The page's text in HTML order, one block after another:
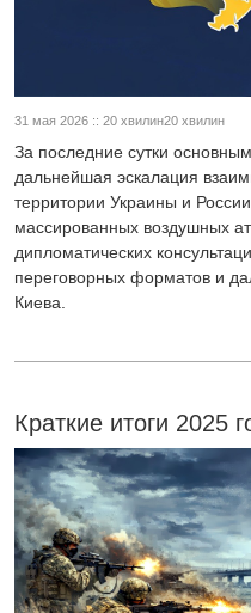
31 мая 2026 :: 20 хвилин20 хвилин
За последние сутки
дальнейшая эскалация
территории Украины и
массированных воздушных
дипломатических
переговорных форматов и
Киева.
Краткие итоги 2025